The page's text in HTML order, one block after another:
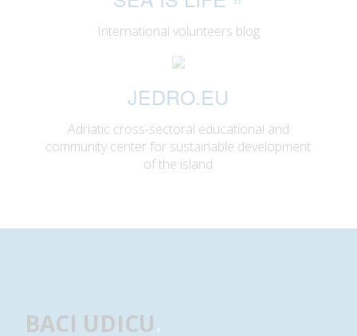
International volunteers blog
JEDRO.EU
Adriatic cross-sectoral educational and
community center for sustainable development
of the island
BACI UDICU